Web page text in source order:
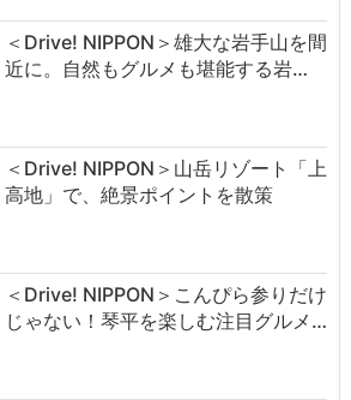
＜Drive! NIPPON＞雄大な岩手山を間
近に。自然もグルメも堪能する岩…
＜Drive! NIPPON＞山岳リゾート「上
高地」で、絶景ポイントを散策
＜Drive! NIPPON＞こんぴら参りだけ
じゃない！琴平を楽しむ注目グルメ…